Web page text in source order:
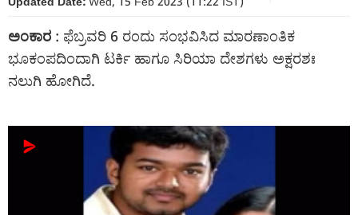
ಅಂಕಾರ : ಫೆಬ್ರವರಿ 6 ರಂದು ಸಂಭವಿಸಿದ ಮಾರಣಾಂತಿಕ
ಭೂಕಂಪದಿಂದಾಗಿ ಟರ್ಕಿ ಹಾಗೂ ಸಿರಿಯಾ ದೇಶಗಳು ಅಕ್ಷರಶಃ
ನಲುಗಿ ಹೋಗಿದೆ.